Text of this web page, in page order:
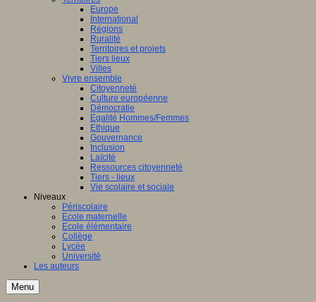
Europe
International
Régions
Ruralité
Territoires et projets
Tiers lieux
Villes
Vivre ensemble
Citoyenneté
Culture européenne
Démocratie
Egalité Hommes/Femmes
Ethique
Gouvernance
Inclusion
Laïcité
Ressources citoyenneté
Tiers - lieux
Vie scolaire et sociale
Niveaux
Périscolaire
Ecole maternelle
Ecole élémentaire
Collège
Lycée
Université
Les auteurs
Menu